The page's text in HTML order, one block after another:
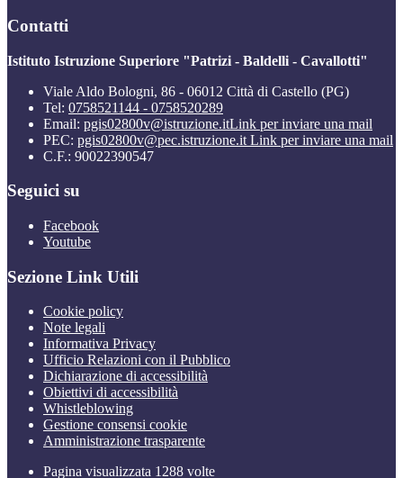
Contatti
Istituto Istruzione Superiore "Patrizi - Baldelli - Cavallotti"
Viale Aldo Bologni, 86 - 06012 Città di Castello (PG)
Tel: 0758521144 - 0758520289
Email: pgis02800v@istruzione.itLink per inviare una mail
PEC: pgis02800v@pec.istruzione.it Link per inviare una mail
C.F.: 90022390547
Seguici su
Facebook
Youtube
Sezione Link Utili
Cookie policy
Note legali
Informativa Privacy
Ufficio Relazioni con il Pubblico
Dichiarazione di accessibilità
Obiettivi di accessibilità
Whistleblowing
Gestione consensi cookie
Amministrazione trasparente
Pagina visualizzata 1288 volte